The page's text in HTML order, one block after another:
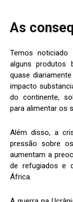
As
Temos
alguns produtos
quase
impacto
do continente,
para alimentar os
Além disso, a
pressão sobre
aumentam a
de refugiados e
África.